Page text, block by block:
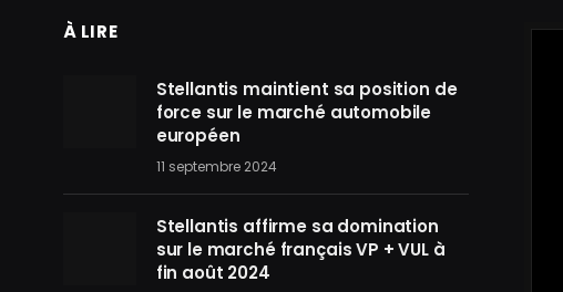
À LIRE
Stellantis maintient sa position de
force sur le marché automobile
européen
11 septembre 2024
Stellantis affirme sa domination
sur le marché français VP + VUL à
fin août 2024